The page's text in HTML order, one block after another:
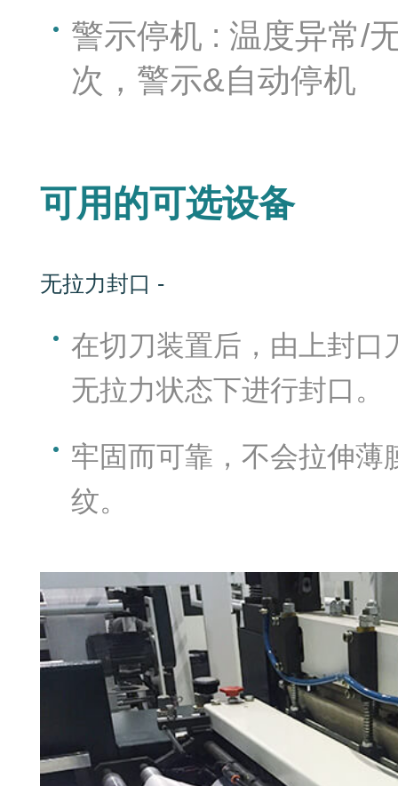
警示停机 : 温度异常/
次，警示&自动停机
可用的可选设备
无拉力封口 -
在切刀装置后，由上封口
无拉力状态下进行封口。
牢固而可靠，不会拉伸薄
纹。